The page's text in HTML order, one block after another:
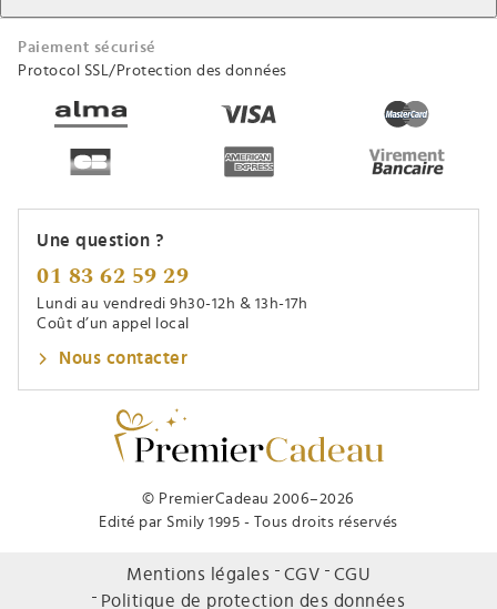
© PremierCadeau 2006–2026
Edité par Smily 1995 - Tous droits réservés
Paiement sécurisé
Protocol SSL/Protection des données
Une question ?
01 83 62 59 29
Lundi au vendredi 9h30-12h & 13h-17h
Coût d’un appel local
Nous contacter
Mentions légales CGV
CGU
Politique de protection des données